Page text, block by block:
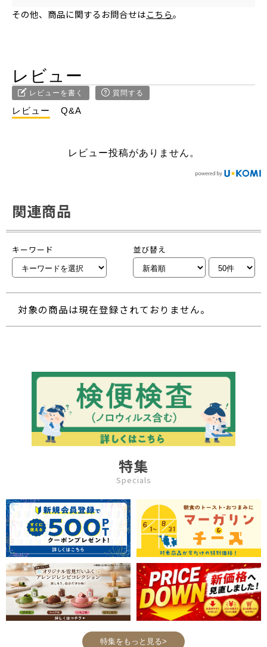
その他、商品に関するお問合せはこちら。
レビュー
レビューを書く 質問する
レビュー Q&A
レビュー投稿がありません。
関連商品
キーワード 並び替え
対象の商品は現在登録されておりません。
特集
Specials
特集をもっと見る>